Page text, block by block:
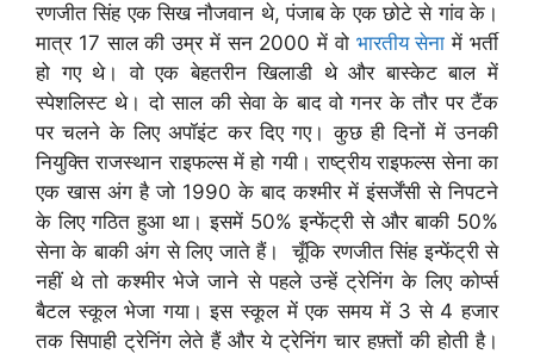
रणजीत सिंह एक सिख नौजवान थे, पंजाब के एक छोटे से गांव के।
मात्र 17 साल की उम्र में सन 2000 में वो भारतीय सेना में भर्ती
हो गए थे। वो एक बेहतरीन खिलाडी थे और बास्केट बाल में
स्पेशलिस्ट थे। दो साल की सेवा के बाद वो गनर के तौर पर टैंक
पर चलने के लिए अपॉइंट कर दिए गए। कुछ ही दिनों में उनकी
नियुक्ति राजस्थान राइफल्स में हो गयी। राष्ट्रीय राइफल्स सेना का
एक खास अंग है जो 1990 के बाद कश्मीर में इंसर्जेंसी से निपटने
के लिए गठित हुआ था। इसमें 50% इन्फेंट्री से और बाकी 50%
सेना के बाकी अंग से लिए जाते हैं। चूँकि रणजीत सिंह इन्फेंट्री से
नहीं थे तो कश्मीर भेजे जाने से पहले उन्हें ट्रेनिंग के लिए कोर्प्स
बैटल स्कूल भेजा गया। इस स्कूल में एक समय में 3 से 4 हजार
तक सिपाही ट्रेनिंग लेते हैं और ये ट्रेनिंग चार हफ़्तों की होती है।